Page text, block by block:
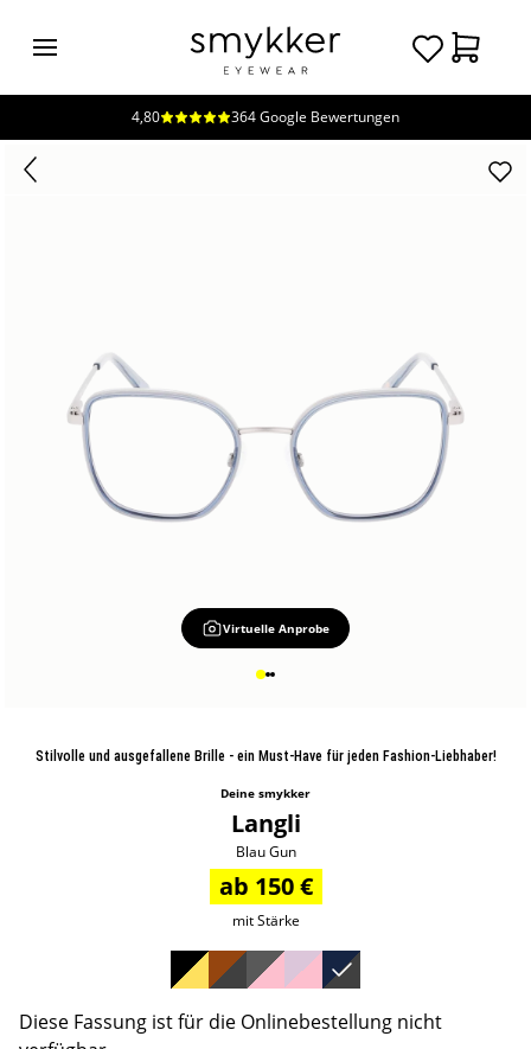
Login
Unsere
Preise
Kontakt
Kostenfreie Typberatung
Kostenfreier Sehtest
4,80 364 Google Bewertungen
Virtuelle Anprobe
Stilvolle und ausgefallene Brille - ein Must-Have für jeden Fashion-Liebhaber!
Deine smykker
Langli
Blau Gun
ab 150 €
mit Stärke
Diese Fassung ist für die Onlinebestellung nicht